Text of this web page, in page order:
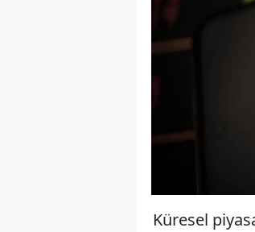
Küresel